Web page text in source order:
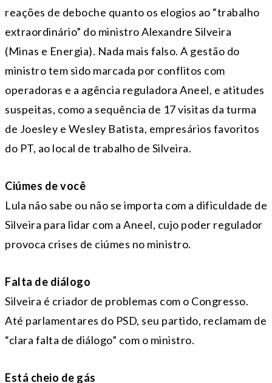
reações de deboche quanto os elogios ao “trabalho
extraordinário” do ministro Alexandre Silveira
(Minas e Energia). Nada mais falso. A gestão do
ministro tem sido marcada por conflitos com
operadoras e a agência reguladora Aneel, e atitudes
suspeitas, como a sequência de 17 visitas da turma
de Joesley e Wesley Batista, empresários favoritos
do PT, ao local de trabalho de Silveira.
Ciúmes de você
Lula não sabe ou não se importa com a dificuldade de
Silveira para lidar com a Aneel, cujo poder regulador
provoca crises de ciúmes no ministro.
Falta de diálogo
Silveira é criador de problemas com o Congresso.
Até parlamentares do PSD, seu partido, reclamam de
“clara falta de diálogo” com o ministro.
Está cheio de gás